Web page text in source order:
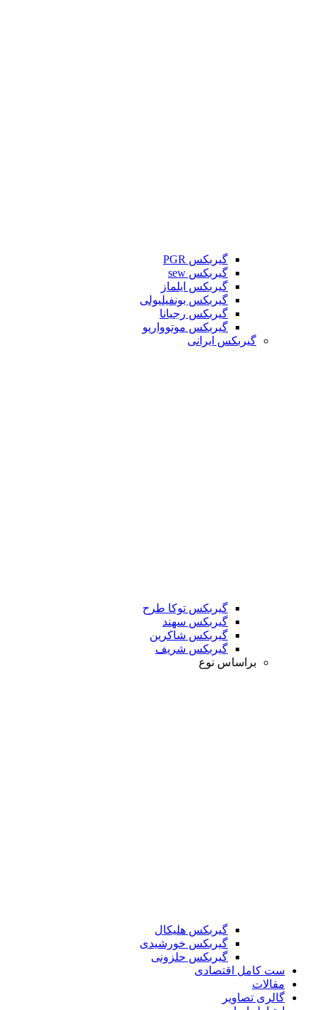
گیربکس PGR
گیربکس sew
گیربکس ایلماز
گیربکس بونفیلیولی
گیربکس رجیانا
گیربکس موتوواریو
گیربکس ایرانی
گیربکس توکا طرح
گیربکس سهند
گیربکس شاکرین
گیربکس شریف
براساس نوع
گیربکس هلیکال
گیربکس خورشیدی
گیربکس حلزونی
ست کامل اقتصادی
مقالات
گالری تصاویر